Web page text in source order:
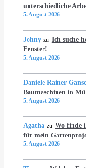
unterschiedliche
5. August 2026
Johny zu Ich suche
Fenster!
5. August 2026
Daniele Rainer
Baumaschinen in
5. August 2026
Agatha zu Wo finde
für mein
5. August 2026